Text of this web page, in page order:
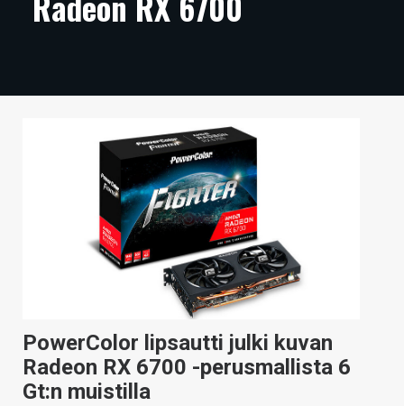
ARTIKKELIT
TECHBBS
VAIHDA TEEMA
HAKU
PowerColor lipsautti julki kuvan
Radeon RX 6700 -perusmallista 6
Gt:n muistilla